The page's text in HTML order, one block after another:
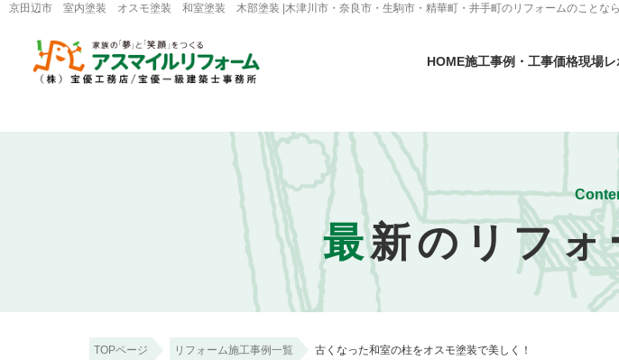
京田辺市 室内塗装 オスモ塗装 和室塗装 木部塗装 |木津川市・奈良市・生駒市・精華町・井手町のリフォームのことな
HOME施工事例・工事価格現場レ
最新のリフォ
TOPページ リフォーム施工事例一覧 古くなった和室の柱をオスモ塗装で美しく！